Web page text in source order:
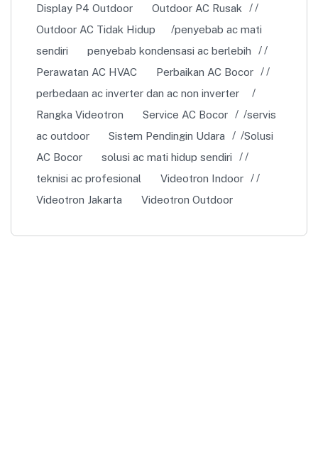
Display P4 Outdoor
Outdoor AC Rusak
Outdoor AC Tidak Hidup
penyebab ac mati
sendiri
penyebab kondensasi ac berlebih
Perawatan AC HVAC
Perbaikan AC Bocor
perbedaan ac inverter dan ac non inverter
Rangka Videotron
Service AC Bocor
servis
ac outdoor
Sistem Pendingin Udara
Solusi
AC Bocor
solusi ac mati hidup sendiri
teknisi ac profesional
Videotron Indoor
Videotron Jakarta
Videotron Outdoor